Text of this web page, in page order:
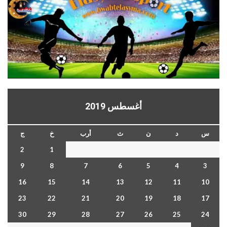
أغسطس 2019
س د ن ث أرب خ
ج
1
2
3
4
5
6
7
8
9
10
11
12
13
14
15
16
17
18
19
20
21
22
23
24
25
26
27
28
29
30